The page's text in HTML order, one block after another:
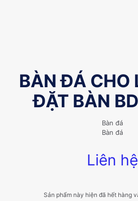
BÀN ĐÁ CHO
ĐẶT BÀN
Bàn đá
Bàn đá
Liên hệ
Sản phẩm này hiện đã hết hàng